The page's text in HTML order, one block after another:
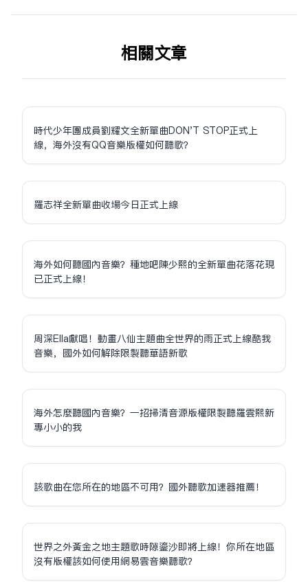
相关文章
時代少年團成員劉耀文全新單曲DON'T STOP正式上
線，海外沒有QQ音樂版權如何聽歌？
羅志祥全新單曲收場今日正式上線
海外如何聽國內音樂？種地吧陳少熙的全新單曲花落花現
已正式上線！
周深Ella獻唱！動畫八仙主題曲全世界的雨正式上線酷我
音樂，國外如何解除限制聽華語新歌
海外怎麼聽國內音樂？一招掃清音源版權限制聽羅雲熙新
專小小的我
該歌曲在您所在的地區不可用？國外聽歌加速器推薦！
世界之外黃金之地主題歌時隙鎏沙即將上線！你所在地區
沒有版權該如何使用網易雲音樂聽歌？